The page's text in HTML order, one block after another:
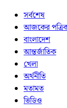
সর্বশেষ
আজকের
বাংলাদেশ
আন্তর্জাতিক
খেলা
অর্থনীতি
মতামত
ভিডিও